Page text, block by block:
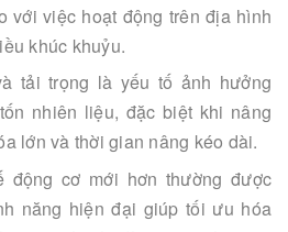
với việc hoạt động trên địa hình
khúc khuỷu.
tải trọng là yếu tố ảnh hưởng
nhiên liệu, đặc biệt khi nâng
lớn và thời gian nâng kéo dài.
cơ mới hơn thường được
năng hiện đại giúp tối ưu hóa